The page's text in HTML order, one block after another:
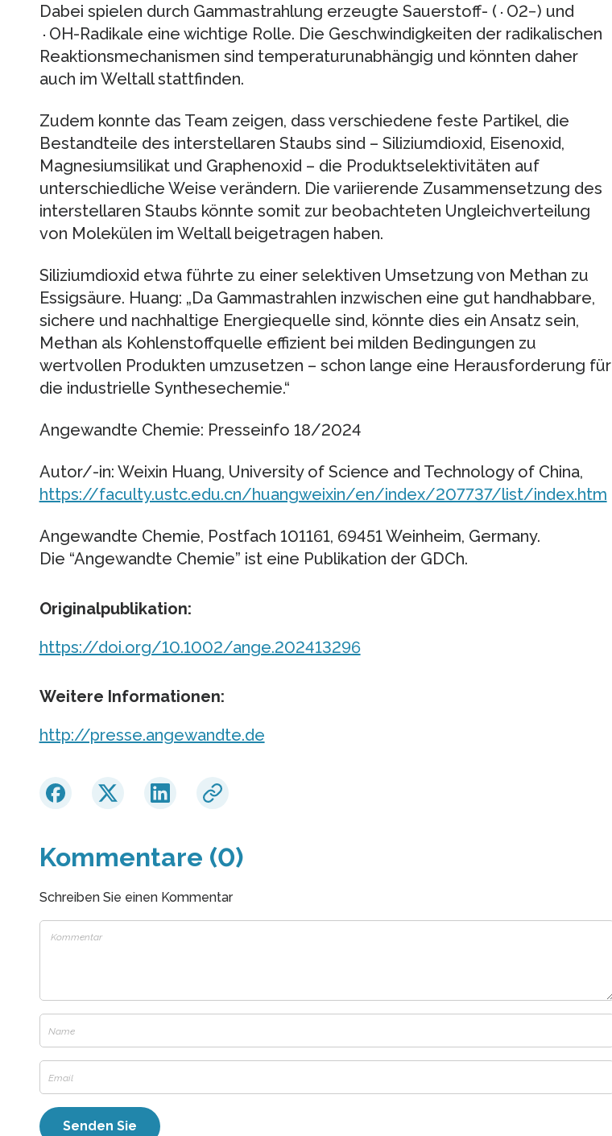
Dabei spielen durch Gammastrahlung erzeugte Sauerstoff- (∙O2−) und
∙OH-Radikale eine wichtige Rolle. Die Geschwindigkeiten der radikalischen
Reaktionsmechanismen sind temperaturunabhängig und könnten daher
auch im Weltall stattfinden.
Zudem konnte das Team zeigen, dass verschiedene feste Partikel, die
Bestandteile des interstellaren Staubs sind – Siliziumdioxid, Eisenoxid,
Magnesiumsilikat und Graphenoxid – die Produktselektivitäten auf
unterschiedliche Weise verändern. Die variierende Zusammensetzung des
interstellaren Staubs könnte somit zur beobachteten Ungleichverteilung
von Molekülen im Weltall beigetragen haben.
Siliziumdioxid etwa führte zu einer selektiven Umsetzung von Methan zu
Essigsäure. Huang: „Da Gammastrahlen inzwischen eine gut handhabbare,
sichere und nachhaltige Energiequelle sind, könnte dies ein Ansatz sein,
Methan als Kohlenstoffquelle effizient bei milden Bedingungen zu
wertvollen Produkten umzusetzen – schon lange eine Herausforderung für
die industrielle Synthesechemie.“
Angewandte Chemie: Presseinfo 18/2024
Autor/-in: Weixin Huang, University of Science and Technology of China,
https://faculty.ustc.edu.cn/huangweixin/en/index/207737/list/index.htm
Angewandte Chemie, Postfach 101161, 69451 Weinheim, Germany.
Die “Angewandte Chemie” ist eine Publikation der GDCh.
Originalpublikation:
https://doi.org/10.1002/ange.202413296
Weitere Informationen:
http://presse.angewandte.de
Kommentare (0)
Schreiben Sie einen Kommentar